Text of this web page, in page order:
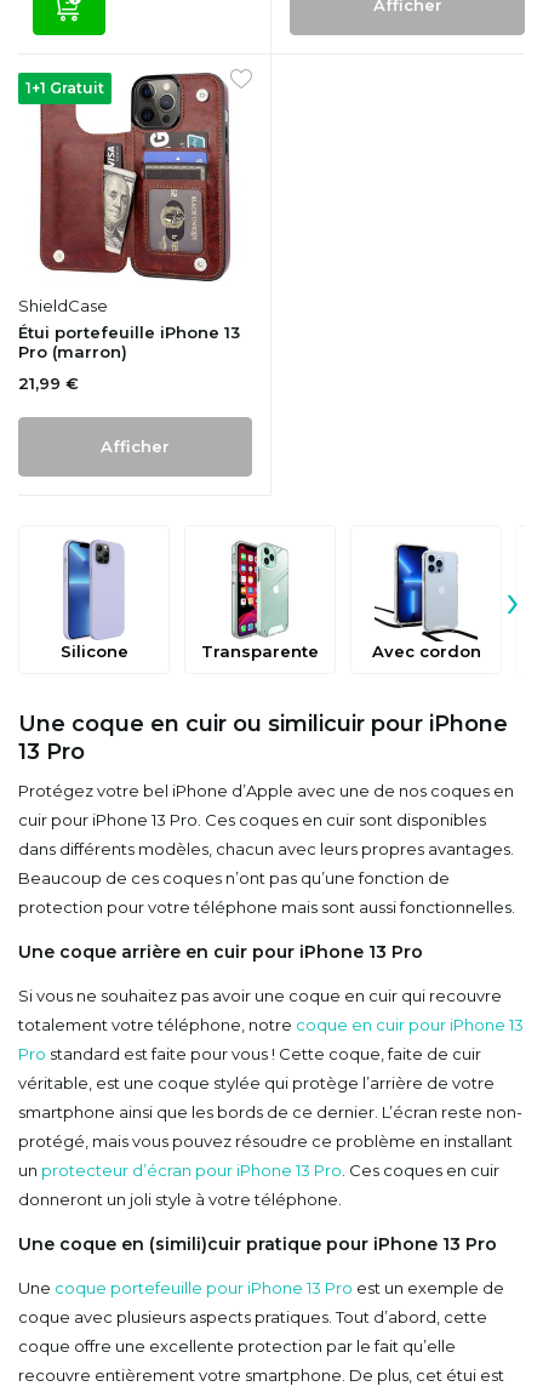
Afficher
1+1 Gratuit
ShieldCase
Étui portefeuille iPhone 13
Pro (marron)
21,99 €
Afficher
Silicone Transparente Avec cordon
›
Une coque en cuir ou similicuir pour iPhone
13 Pro
Protégez votre bel iPhone d’Apple avec une de nos coques en
cuir pour iPhone 13 Pro. Ces coques en cuir sont disponibles
dans différents modèles, chacun avec leurs propres avantages.
Beaucoup de ces coques n’ont pas qu’une fonction de
protection pour votre téléphone mais sont aussi fonctionnelles.
Une coque arrière en cuir pour iPhone 13 Pro
Si vous ne souhaitez pas avoir une coque en cuir qui recouvre
totalement votre téléphone, notre coque en cuir pour iPhone 13
Pro standard est faite pour vous ! Cette coque, faite de cuir
véritable, est une coque stylée qui protège l’arrière de votre
smartphone ainsi que les bords de ce dernier. L’écran reste non-
protégé, mais vous pouvez résoudre ce problème en installant
un protecteur d’écran pour iPhone 13 Pro. Ces coques en cuir
donneront un joli style à votre téléphone.
Une coque en (simili)cuir pratique pour iPhone 13 Pro
Une coque portefeuille pour iPhone 13 Pro est un exemple de
coque avec plusieurs aspects pratiques. Tout d’abord, cette
coque offre une excellente protection par le fait qu’elle
recouvre entièrement votre smartphone. De plus, cet étui est